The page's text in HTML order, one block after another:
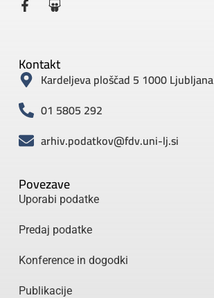
Povezave
Uporabi podatke
Predaj podatke
Konference in dogodki
Publikacije
Kontakt
Kardeljeva ploščad 5 1000 Ljubljana
01 5805 292
arhiv.podatkov@fdv.uni-lj.si